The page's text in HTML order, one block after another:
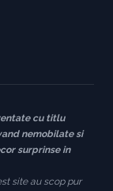
cu titlu
nemobilate si
surprinse in
site au scop pur